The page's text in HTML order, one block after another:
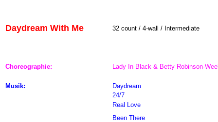
Daydream With Me 32 count / 4-wall / Intermediate
Choreographie: Lady In Black & Betty Robinson-
Musik:
Daydream
24/7
Real Love
Been There